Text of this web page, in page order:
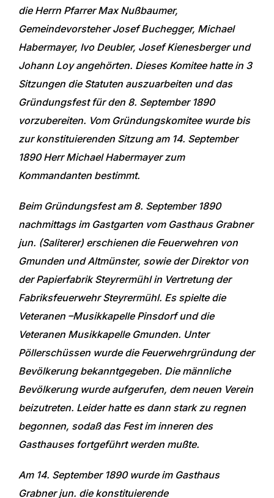
die Herrn Pfarrer Max Nußbaumer,
Gemeindevorsteher Josef Buchegger, Michael
Habermayer, Ivo Deubler, Josef Kienesberger und
Johann Loy angehörten. Dieses Komitee hatte in 3
Sitzungen die Statuten auszuarbeiten und das
Gründungsfest für den 8. September 1890
vorzubereiten. Vom Gründungskomitee wurde bis
zur konstituierenden Sitzung am 14. September
1890 Herr Michael Habermayer zum
Kommandanten bestimmt.
Beim Gründungsfest am 8. September 1890
nachmittags im Gastgarten vom Gasthaus Grabner
jun. (Saliterer) erschienen die Feuerwehren von
Gmunden und Altmünster, sowie der Direktor von
der Papierfabrik Steyrermühl in Vertretung der
Fabriksfeuerwehr Steyrermühl. Es spielte die
Veteranen –Musikkapelle Pinsdorf und die
Veteranen Musikkapelle Gmunden. Unter
Pöllerschüssen wurde die Feuerwehrgründung der
Bevölkerung bekanntgegeben. Die männliche
Bevölkerung wurde aufgerufen, dem neuen Verein
beizutreten. Leider hatte es dann stark zu regnen
begonnen, sodaß das Fest im inneren des
Gasthauses fortgeführt werden mußte.
Am 14. September 1890 wurde im Gasthaus
Grabner jun. die konstituierende